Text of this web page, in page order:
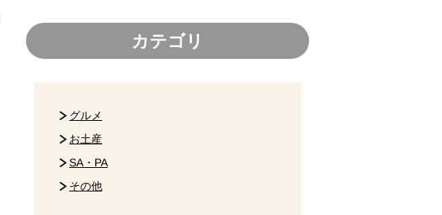
カテゴリ
グルメ
お土産
SA・PA
その他